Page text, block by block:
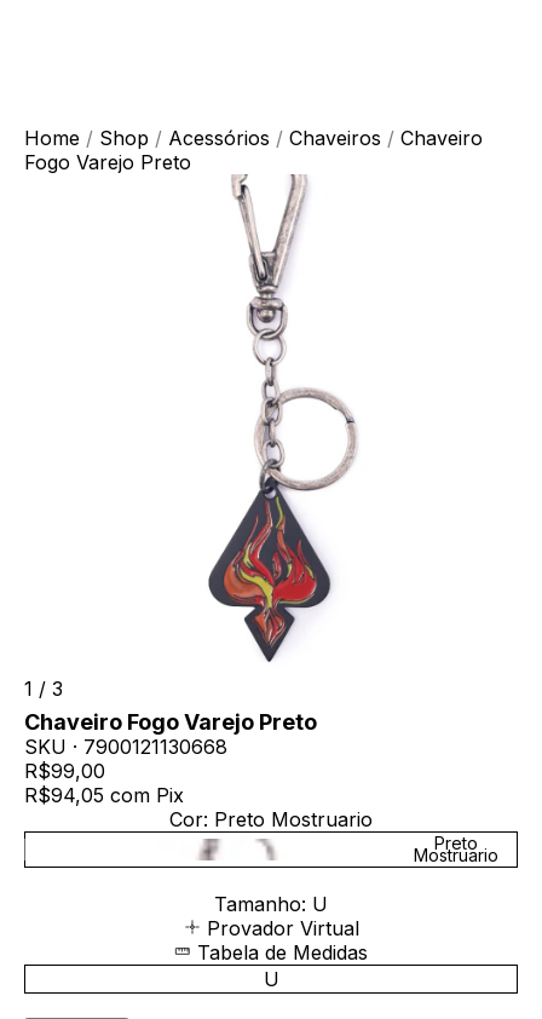
Home / Shop / Acessórios / Chaveiros / Chaveiro
Fogo Varejo Preto
1 / 3
Chaveiro Fogo Varejo Preto
SKU · 7900121130668
R$99,00
R$94,05 com Pix
Cor: Preto Mostruario
Preto
Mostruario
Tamanho: U
Provador Virtual
Tabela de Medidas
U